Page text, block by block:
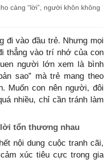
càng “lời”, người khôn không
đi vào đầu trẻ. Nhưng mọi
thẳng vào trí nhớ của con
người lớn xem là bình
sao” mà trẻ mang theo
Muốn con nên người, đôi
nhiều, chỉ cần tránh làm
tổn thương nhau
nội dung cuộc tranh cãi,
xúc tiêu cực trong gia